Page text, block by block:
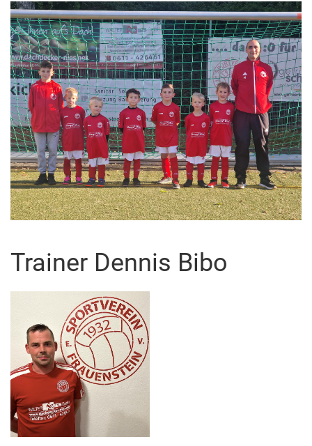
Trainer Dennis Bibo